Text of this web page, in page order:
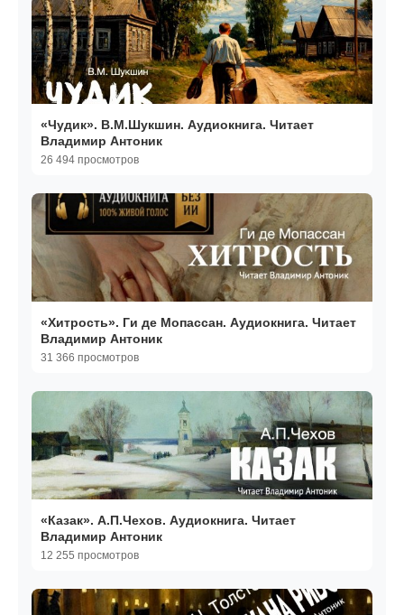
«Чудик». В.М.Шукшин. Аудиокнига. Читает
Владимир Антоник
26 494 просмотров
«Хитрость». Ги де Мопассан. Аудиокнига. Читает
Владимир Антоник
31 366 просмотров
«Казак». А.П.Чехов. Аудиокнига. Читает
Владимир Антоник
12 255 просмотров